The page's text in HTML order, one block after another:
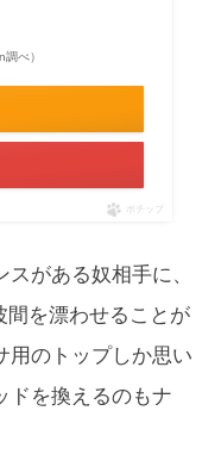
べ）
ポチップ
がある奴相手に、
間を漂わせることが
用のトップしか思い
ドを換えるのもナ